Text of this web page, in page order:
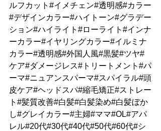
ルフカット#イメチェン#透明感#カラー
#デザインカラー#ハイトーン#グラデー
ション#ハイライト#ローライト#インナ
ーカラー#イヤリングカラー#イルミナ
カラー#透明感#外国人風#黒髪#ツヤ#
ケア#ダメージレス#トリートメント#パ
ーマ#ニュアンスパーマ#スパイラル#頭
皮ケア#ヘッドスパ#縮毛矯正#ストレー
ト#髪質改善#白髪#白髪染め#白髪ぼか
し#グレイカラー#主婦#ママ#OL#アパ
レル#20代#30代#40代#50代#60代#シ